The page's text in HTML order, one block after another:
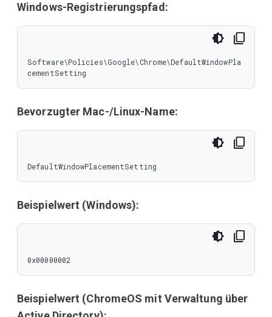
Windows-Registrierungspfad:
Software\Policies\Google\Chrome\DefaultWindowPla
cementSetting
Bevorzugter Mac-/Linux-Name:
DefaultWindowPlacementSetting
Beispielwert (Windows):
0x00000002
Beispielwert (ChromeOS mit Verwaltung über